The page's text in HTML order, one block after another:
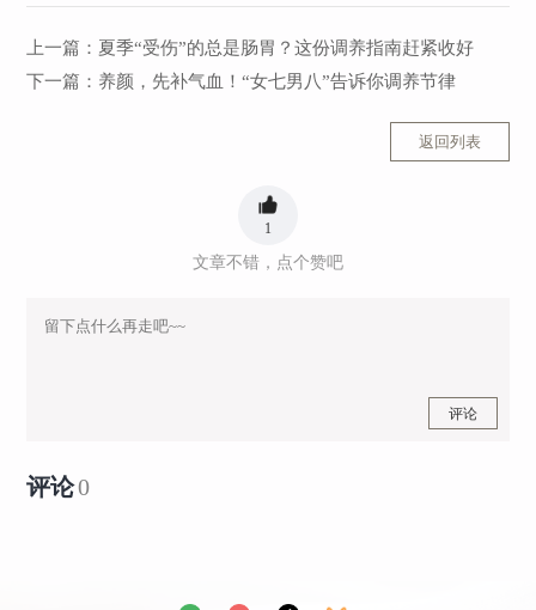
上一篇： 夏季“受伤”的总是肠胃？这份调养指南赶紧收好
下一篇： 养颜，先补气血！“女七男八”告诉你调养节律
返回列表
1
文章不错，点个赞吧
评论
评论0